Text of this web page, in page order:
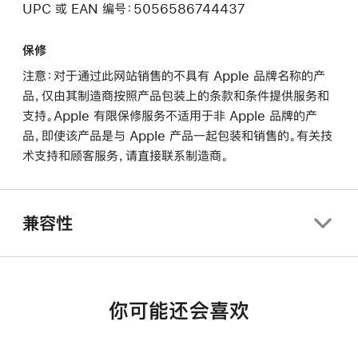
UPC 或 EAN 编号：5056586744437
保修
注意：对于通过此网站销售的不具有 Apple 品牌名称的产
品，仅由其制造商按照产品包装上的条款和条件提供服务和
支持。Apple 有限保修服务不适用于非 Apple 品牌的产
品，即使该产品是与 Apple 产品一起包装和销售的。有关技
术支持和顾客服务，请直接联系制造商。
兼容性
你可能还会喜欢